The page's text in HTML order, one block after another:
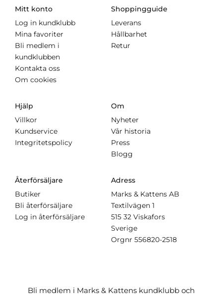
Mitt konto
Log in kundklubb
Mina favoriter
Bli medlem i
kundklubben
Kontakta oss
Om cookies
Shoppingguide
Leverans
Hållbarhet
Retur
Hjälp
Villkor
Kundservice
Integritetspolicy
Om
Nyheter
Vår historia
Press
Blogg
Återförsäljare
Butiker
Bli återförsäljare
Log in återförsäljare
Adress
Marks & Kattens AB
Textilvägen 1
515 32 Viskafors
Sverige
Orgnr 556820-2518
Bli medlem i Marks & Kattens kundklubb och